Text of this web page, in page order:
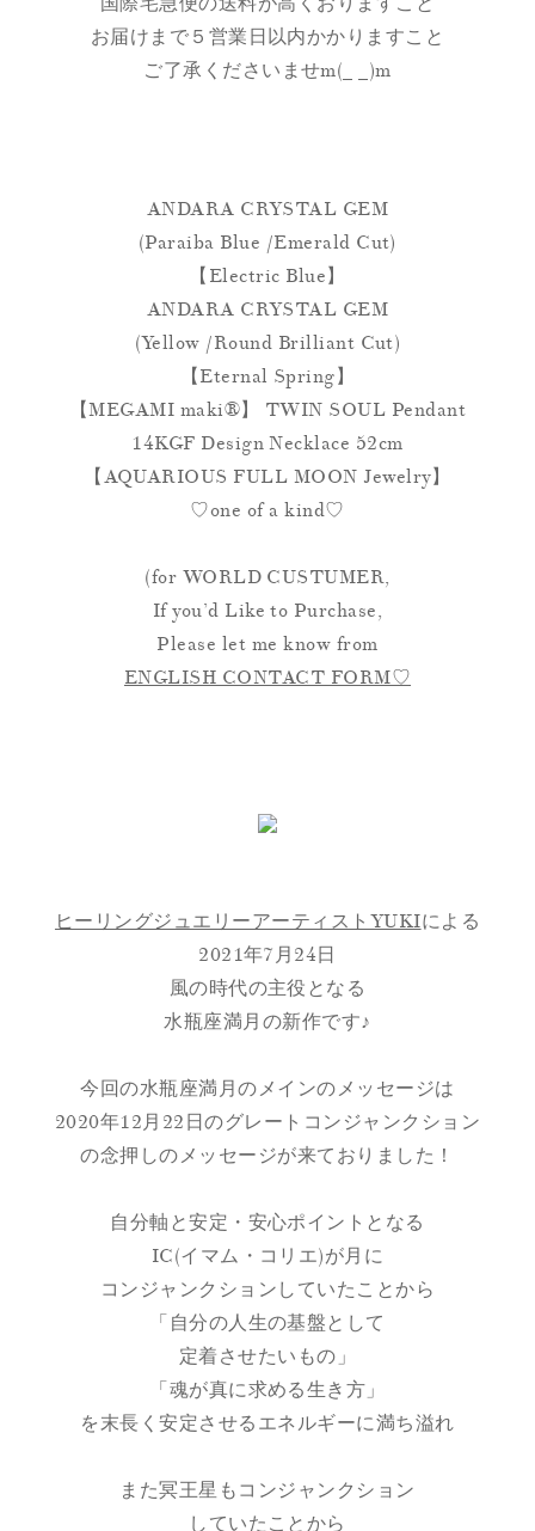
お届けまで５営業日以内かかりますこと
ご了承くださいませm(_ _)m
ANDARA CRYSTAL GEM
(Paraiba Blue /Emerald Cut)
【Electric Blue】
ANDARA CRYSTAL GEM
(Yellow /Round Brilliant Cut)
【Eternal Spring】
【MEGAMI maki®︎】 TWIN SOUL Pendant
14KGF Design Necklace 52cm
【AQUARIOUS FULL MOON Jewelry】
♡one of a kind♡
(for WORLD CUSTUMER,
If you’d Like to Purchase,
Please let me know from
ENGLISH CONTACT FORM♡
ヒーリングジュエリーアーティストYUKIによる
2021年7月24日
風の時代の主役となる
水瓶座満月の新作です♪
今回の水瓶座満月のメインのメッセージは
2020年12月22日のグレートコンジャンクション
の念押しのメッセージが来ておりました！
自分軸と安定・安心ポイントとなる
IC(イマム・コリエ)が月に
コンジャンクションしていたことから
「自分の人生の基盤として
定着させたいもの」
「魂が真に求める生き方」
を末長く安定させるエネルギーに満ち溢れ
また冥王星もコンジャンクション
していたことから